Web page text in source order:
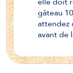
gâteau
attendez
avant de